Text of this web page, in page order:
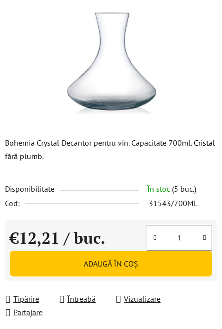
Bohemia Crystal Decantor pentru vin. Capacitate 700ml. Cristal
fără plumb.
Disponibilitate În stoc (5 buc.)
Cod:
31543/700ML
€12,21 / buc.
Evaluare preţ:
ADAUGĂ ÎN COŞ
Tipărire Întreabă
Vizualizare
Partajare